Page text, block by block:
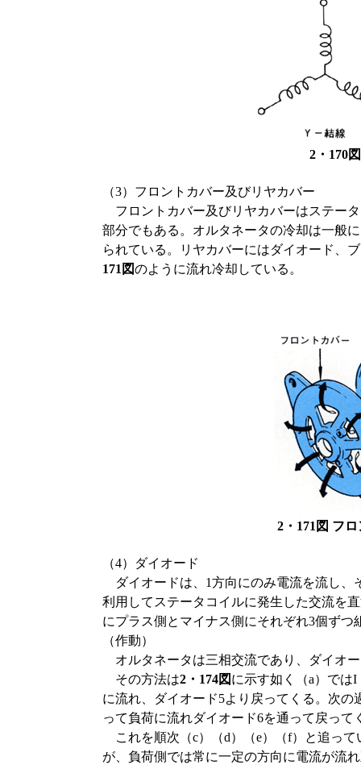
2・170
（3）フロントカバー及びリヤカバー
フロントカバー及びリヤカバーはステー
部分でもある。オルタネータの冷却は一般
られている。リヤカバーにはダイオード、
171図のように流れ冷却している。
2・171図 フ
（4）ダイオード
ダイオードは、1方向にのみ電流を流し、
利用してステータコイルに発生した交流を
にプラス側とマイナス側にそれぞれ3個ず
（作動）
オルタネータは三相交流であり、ダイオ
その方法は2・174図に示す如く（a）では
に流れ、ダイオード5より戻ってくる。次
って負荷に流れダイオード6を通って戻って
これを順次（c）（d）（e）（f）と追っ
が、負荷側では常に一定の方向に電流が流